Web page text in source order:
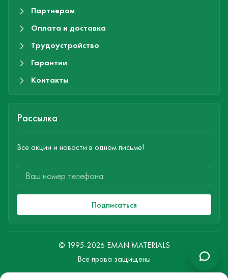
Партнерам
Оплата и доставка
Трудоустройство
Гарантии
Контакты
Рассылка
Все акции и новости в одном письме!
Подписаться
© 1995-2026 EMAN MATERIALS
Все права защищены